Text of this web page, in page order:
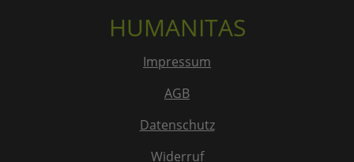
HUMANITAS
Impressum
AGB
Datenschutz
Widerruf